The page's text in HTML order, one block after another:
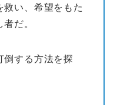
救い、希望をもた
だ。
倒する方法を探